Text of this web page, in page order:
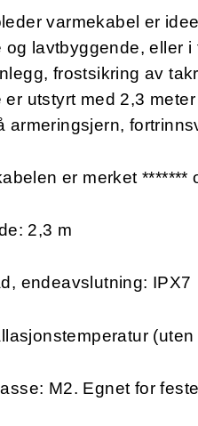
varmekabel er
og lavtbyggende, eller
frostsikring av
er utstyrt med 2,3
armeringsjern,
er merket
2,3 m
endeavslutning: IPX7
M2. Egnet for